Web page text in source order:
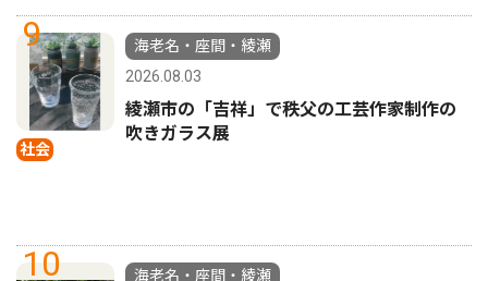
9
社会
海老名・座間・綾瀬
2026.08.03
綾瀬市の「吉祥」で秩父の工芸作家制作の
吹きガラス展
10
海老名・座間・綾瀬